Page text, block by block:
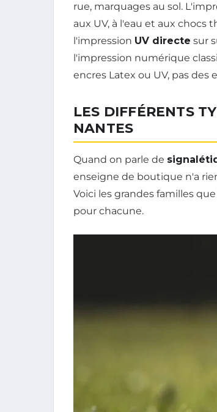
rue, marquages au sol.
aux UV, à l'eau et aux chocs
l'impression UV directe sur
l'impression numérique
encres Latex ou UV, pas des
LES DIFFÉRENTS
NANTES
Quand on parle de
enseigne de boutique n'a
Voici les grandes familles
pour chacune.